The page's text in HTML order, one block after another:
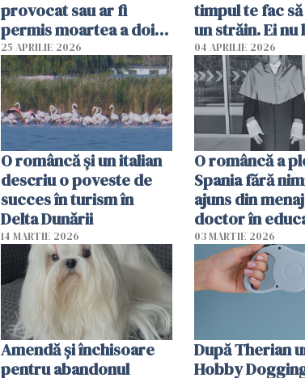
provocat sau ar fi
permis moartea a doi
copii de 1 an și 3 ani
25 APRILIE 2026
timpul te fac
un străin. Ei nu
ca noi. În
oamenii sunt
04 APRILIE 2026
O româncă și un italian
descriu o poveste de
succes în turism în
Delta Dunării
14 MARTIE 2026
O româncă a
Spania fără
ajuns din
doctor în
03 MARTIE 2026
Amendă și închisoare
pentru abandonul
După Therian
Hobby